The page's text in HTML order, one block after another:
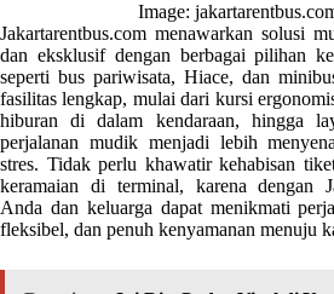
Image:
Jakartarentbus.com menawarkan solusi
dan eksklusif dengan berbagai pilihan
seperti bus pariwisata, Hiace, dan
fasilitas lengkap, mulai dari kursi
hiburan di dalam kendaraan, hingga
perjalanan mudik menjadi lebih
stres. Tidak perlu khawatir kehabisan
keramaian di terminal, karena dengan
Anda dan keluarga dapat menikmati
fleksibel, dan penuh kenyamanan menuju